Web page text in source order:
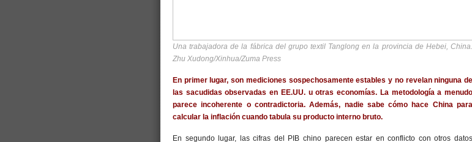
Una trabajadora de la fábrica del grupo textil Tanglong en la provincia de Hebei, China.
Zhu Xudong/Xinhua/Zuma Press
En primer lugar, son mediciones sospechosamente estables y no revelan ninguna de
las sacudidas observadas en EE.UU. u otras economías. La metodología a menudo
parece incoherente o contradictoria. Además, nadie sabe cómo hace China para
calcular la inflación cuando tabula su producto interno bruto.
En segundo lugar, las cifras del PIB chino parecen estar en conflicto con otros datos